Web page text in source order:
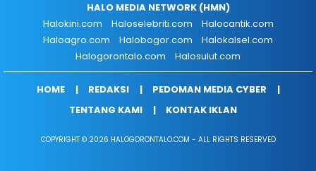
HALO MEDIA NETWORK (HMN)
Halokini.com
Haloselebriti.com
Halocantik.com
Haloagro.com
Halobogor.com
Halokalsel.com
Halogorontalo.com
Halosulut.com
HOME REDAKSI
PEDOMAN MEDIA CYBER
TENTANG KAMI
KONTAK IKLAN
COPYRIGHT © 2026 HALOGORONTALO.COM - ALL RIGHTS RESERVED